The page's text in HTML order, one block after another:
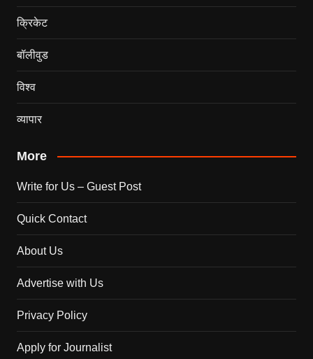
क्रिकेट
बॉलीवुड
विश्व
व्यापार
More
Write for Us – Guest Post
Quick Contact
About Us
Advertise with Us
Privacy Policy
Apply for Journalist